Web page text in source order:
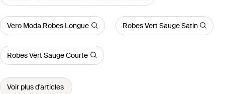
Vero Moda Robes Longue Robes Vert Sauge Satin
Robes Vert Sauge Courte
Voir plus d'articles